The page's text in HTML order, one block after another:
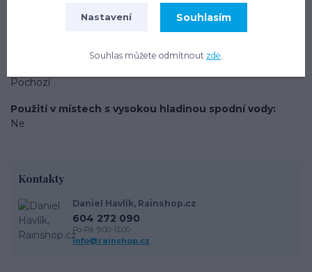
Pochozí
Použití v místech s vysokou hladinou spodní vody
Ne
Kontakty
Daniel Havlík, Rainshop.cz
604 272 090
Po-Pá: 9.00-15.00
info@rainshop.cz
Nastavení Souhlasím
Souhlas můžete odmítnout zde.